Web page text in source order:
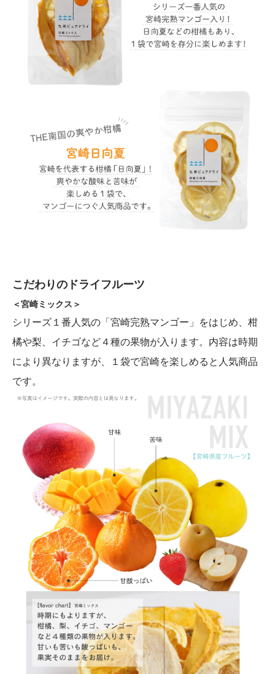
こだわりのドライフルーツ
＜宮崎ミックス＞
シリーズ１番人気の「宮崎完熟マンゴー」をはじめ、柑
橘や梨、イチゴなど４種の果物が入ります。内容は時期
により異なりますが、１袋で宮崎を楽しめると人気商品
です。